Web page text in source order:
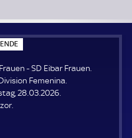
P
E
E
N
- SD Eibar Frauen.
Femenina.
28.03.2026.